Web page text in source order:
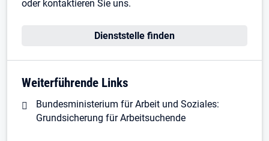
oder kontaktieren Sie uns.
Dienststelle finden
Weiterführende Links
Bundesministerium für Arbeit und Soziales:
Grundsicherung für Arbeitsuchende